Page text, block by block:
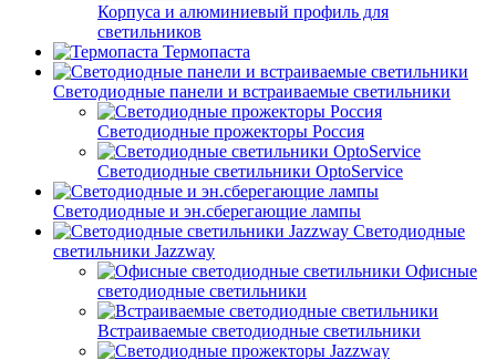
Корпуса и алюминиевый профиль для
светильников
Термопаста
Светодиодные панели и встраиваемые светильники
Светодиодные прожекторы Россия
Светодиодные светильники OptoService
Светодиодные и эн.сберегающие лампы
Светодиодные
светильники Jazzway
Офисные
светодиодные светильники
Встраиваемые светодиодные светильники